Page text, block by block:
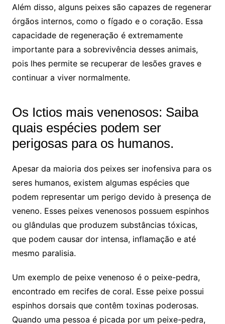
Além disso, alguns peixes são capazes de regenerar
órgãos internos, como o fígado e o coração. Essa
capacidade de regeneração é extremamente
importante para a sobrevivência desses animais,
pois lhes permite se recuperar de lesões graves e
continuar a viver normalmente.
Os Ictios mais venenosos: Saiba
quais espécies podem ser
perigosas para os humanos.
Apesar da maioria dos peixes ser inofensiva para os
seres humanos, existem algumas espécies que
podem representar um perigo devido à presença de
veneno. Esses peixes venenosos possuem espinhos
ou glândulas que produzem substâncias tóxicas,
que podem causar dor intensa, inflamação e até
mesmo paralisia.
Um exemplo de peixe venenoso é o peixe-pedra,
encontrado em recifes de coral. Esse peixe possui
espinhos dorsais que contêm toxinas poderosas.
Quando uma pessoa é picada por um peixe-pedra,